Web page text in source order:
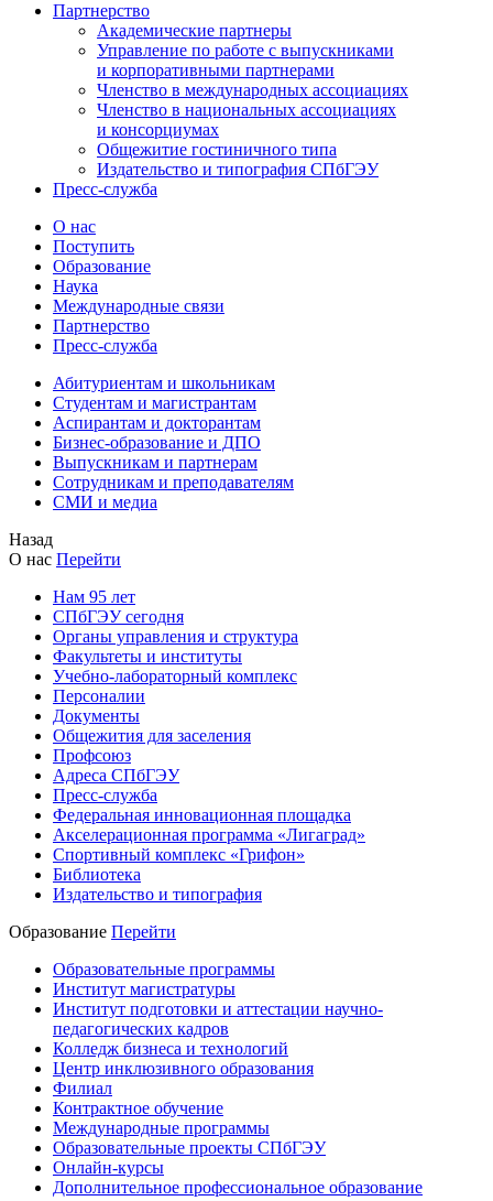
Партнерство
Академические партнеры
Управление по работе с выпускниками
и корпоративными партнерами
Членство в международных ассоциациях
Членство в национальных ассоциациях
и консорциумах
Общежитие гостиничного типа
Издательство и типография СПбГЭУ
Пресс-служба
О нас
Поступить
Образование
Наука
Международные связи
Партнерство
Пресс-служба
Абитуриентам и школьникам
Студентам и магистрантам
Аспирантам и докторантам
Бизнес-образование и ДПО
Выпускникам и партнерам
Сотрудникам и преподавателям
СМИ и медиа
Назад
О нас Перейти
Нам 95 лет
СПбГЭУ сегодня
Органы управления и структура
Факультеты и институты
Учебно-лабораторный комплекс
Персоналии
Документы
Общежития для заселения
Профсоюз
Адреса СПбГЭУ
Пресс-служба
Федеральная инновационная площадка
Акселерационная программа «Лигаград»­­
Спортивный комплекс «Грифон»
Библиотека
Издательство и типография
Образование Перейти
Образовательные программы
Институт магистратуры
Институт подготовки и аттестации научно-
педагогических кадров
Колледж бизнеса и технологий
Центр инклюзивного образования
Филиал
Контрактное обучение
Международные программы
Образовательные проекты СПбГЭУ
Онлайн-курсы
Дополнительное профессиональное образование